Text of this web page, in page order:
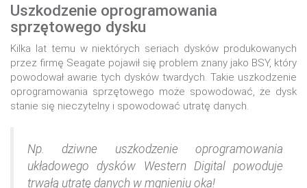
Uszkodzenie oprogramowania
sprzętowego dysku
Kilka lat temu w niektórych seriach dysków produkowanych
przez firmę Seagate pojawił się problem znany jako BSY, który
powodował awarie tych dysków twardych. Takie uszkodzenie
oprogramowania sprzętowego może spowodować, że dysk
stanie się nieczytelny i spowodować utratę danych.
Np. dziwne uszkodzenie oprogramowania
układowego dysków Western Digital powoduje
trwałą utratę danych w mgnieniu oka!